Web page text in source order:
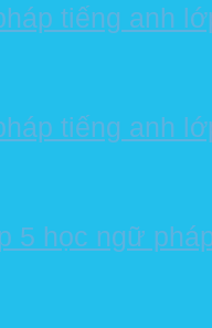
tiếng anh
tiếng anh
5 học ngữ